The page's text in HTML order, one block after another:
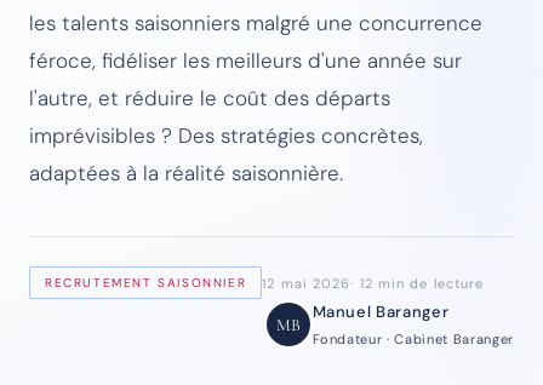
les talents saisonniers malgré une concurrence
féroce, fidéliser les meilleurs d'une année sur
l'autre, et réduire le coût des départs
imprévisibles ? Des stratégies concrètes,
adaptées à la réalité saisonnière.
RECRUTEMENT SAISONNIER 12 mai 2026 12 min de lecture
MB
Manuel Baranger
Fondateur · Cabinet Baranger